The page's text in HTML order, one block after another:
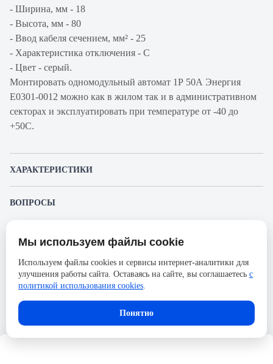
- Ширина, мм - 18
- Высота, мм - 80
- Ввод кабеля сечением, мм² - 25
- Характеристика отключения - С
- Цвет - серый.
Монтировать одномодульный автомат 1Р 50А Энергия
Е0301-0012 можно как в жилом так и в административном
секторах и эксплуатировать при температуре от -40 до
+50С.
ХАРАКТЕРИСТИКИ
Производитель
Серия
ВА 47-63
Номинальный ток
Напряжение, В
230
Количество полюсов
ВОПРОСЫ
Пожалуйста, авторизуйтесь, чтобы иметь
возможность оставлять вопросы.
Представленные изображения и характеристики могут отличаться от реального
без предварительного уведомления. Компания АйДистрибьют не несёт
ответственности в случае не соответствия текущей модели товаров фотографиям,
размещённым в карточке товара.
Мы используем файлы cookie
Используем файлы cookies и сервисы интернет-аналитики для
улучшения работы сайта. Оставаясь на сайте, вы соглашаетесь с
политикой использования cookies.
Понятно